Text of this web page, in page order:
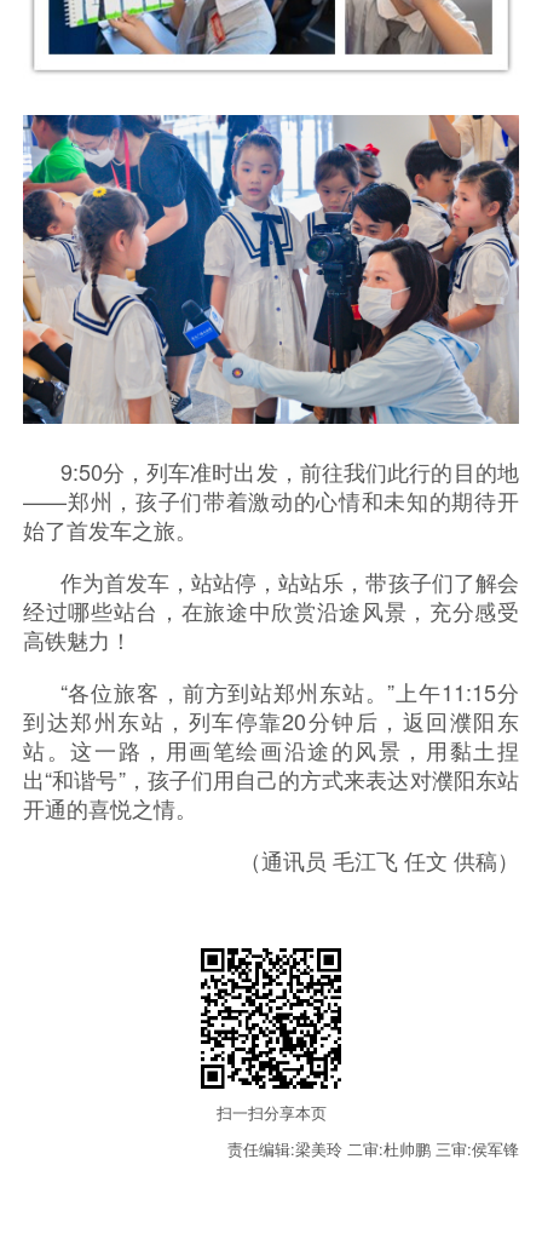
9:50分，列车准时出发，前往我们此行的目的地
——郑州，孩子们带着激动的心情和未知的期待开
始了首发车之旅。
作为首发车，站站停，站站乐，带孩子们了解会
经过哪些站台，在旅途中欣赏沿途风景，充分感受
高铁魅力！
“各位旅客，前方到站郑州东站。”上午11:15分
到达郑州东站，列车停靠20分钟后，返回濮阳东
站。这一路，用画笔绘画沿途的风景，用黏土捏
出“和谐号”，孩子们用自己的方式来表达对濮阳东站
开通的喜悦之情。
（通讯员 毛江飞 任文 供稿）
扫一扫分享本页
责任编辑:梁美玲 二审:杜帅鹏 三审:侯军锋